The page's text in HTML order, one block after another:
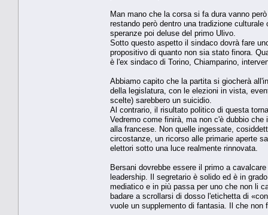
Man mano che la corsa si fa dura vanno
restando però dentro una tradizione
speranze poi deluse del primo Ulivo.
Sotto questo aspetto il sindaco dovrà fare
propositivo di quanto non sia stato finora.
è l'ex sindaco di Torino, Chiamparino,
Abbiamo capito che la partita si giocherà
della legislatura, con le elezioni in vista,
scelte) sarebbero un suicidio.
Al contrario, il risultato politico di questa
Vedremo come finirà, ma non c'è dubbio
alla francese. Non quelle ingessate,
circostanze, un ricorso alle primarie aperte
elettori sotto una luce realmente rinnovata.
Bersani dovrebbe essere il primo a
leadership. Il segretario è solido ed è in
mediatico e in più passa per uno che non li
badare a scrollarsi di dosso l'etichetta di
vuole un supplemento di fantasia. Il che non